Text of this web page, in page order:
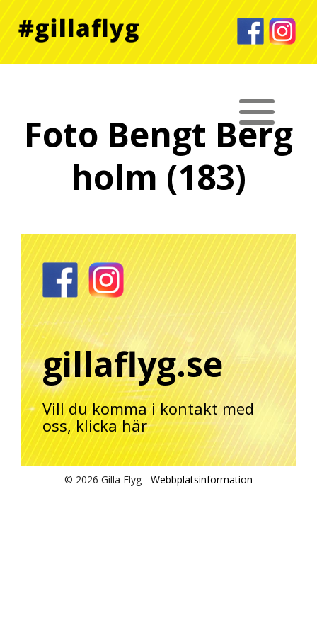
Foto Bengt Berg
holm (183)
gillaflyg.se
Vill du komma i kontakt med
oss, klicka här
© 2026 Gilla Flyg - Webbplatsinformation